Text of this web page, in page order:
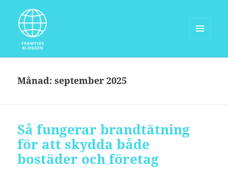
WIDGETS
Månad:september 2025
Så fungerar brandtätning
för att skydda både
bostäder och företag